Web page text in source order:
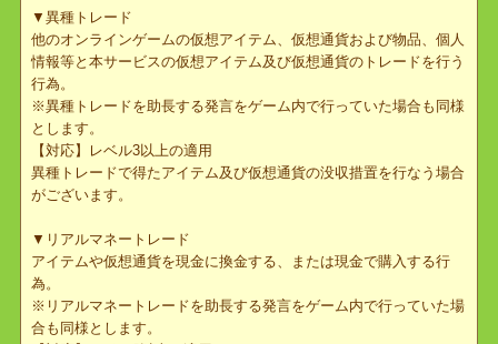
▼不具合を利用した行為
意図的・偶発的に関わらず、プログラム上の不具合や障害を利用し
て不正に経験値やアイテム、仮想通貨等を得る行為。不正行為を広
める発言をゲーム内で行っていた場合も同様とします。
※万が一不具合と思われる事象を発見した場合は利用を停止し、速
やかにお問い合わせフォームよりご連絡下さい。
【対応】レベル3以上の適用
行なう場合がございます。
▼異種トレード
他のオンラインゲームの仮想アイテム、仮想通貨および物品、個人
情報等と本サービスの仮想アイテム及び仮想通貨のトレードを行う